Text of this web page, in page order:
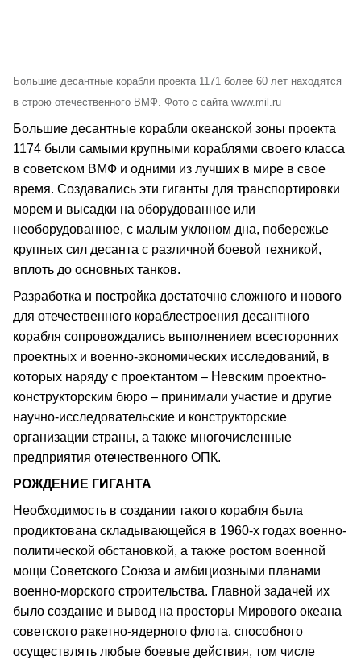
Большие десантные корабли проекта 1171 более 60 лет находятся
в строю отечественного ВМФ. Фото с сайта www.mil.ru
Большие десантные корабли океанской зоны проекта
1174 были самыми крупными кораблями своего класса
в советском ВМФ и одними из лучших в мире в свое
время. Создавались эти гиганты для транспортировки
морем и высадки на оборудованное или
необорудованное, с малым уклоном дна, побережье
крупных сил десанта с различной боевой техникой,
вплоть до основных танков.
Разработка и постройка достаточно сложного и нового
для отечественного кораблестроения десантного
корабля сопровождались выполнением всесторонних
проектных и военно-экономических исследований, в
которых наряду с проектантом – Невским проектно-
конструкторским бюро – принимали участие и другие
научно-исследовательские и конструкторские
организации страны, а также многочисленные
предприятия отечественного ОПК.
РОЖДЕНИЕ ГИГАНТА
Необходимость в создании такого корабля была
продиктована складывающейся в 1960-х годах военно-
политической обстановкой, а также ростом военной
мощи Советского Союза и амбициозными планами
военно-морского строительства. Главной задачей их
было создание и вывод на просторы Мирового океана
советского ракетно-ядерного флота, способного
осуществлять любые боевые действия, том числе